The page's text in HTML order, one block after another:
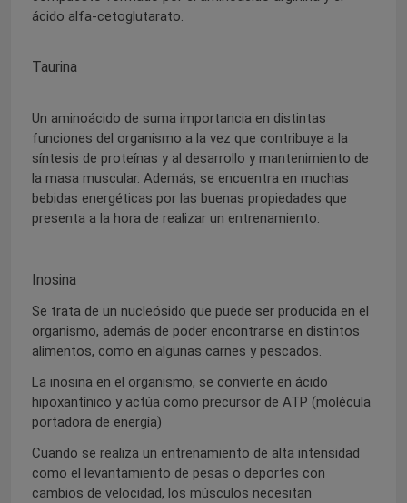
ácido alfa-cetoglutarato.
Taurina
Un aminoácido de suma importancia en distintas
funciones del organismo a la vez que contribuye a la
síntesis de proteínas y al desarrollo y mantenimiento de
la masa muscular. Además, se encuentra en muchas
bebidas energéticas por las buenas propiedades que
presenta a la hora de realizar un entrenamiento.
Inosina
Se trata de un nucleósido que puede ser producida en el
organismo, además de poder encontrarse en distintos
alimentos, como en algunas carnes y pescados.
La inosina en el organismo, se convierte en ácido
hipoxantínico y actúa como precursor de ATP (molécula
portadora de energía)
Cuando se realiza un entrenamiento de alta intensidad
como el levantamiento de pesas o deportes con
cambios de velocidad, los músculos necesitan